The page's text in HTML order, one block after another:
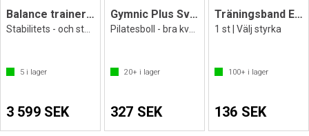
Balance trainer BOSU ball Pro
5 i lager
3 599 SEK
Gymnic Plus Svart 65 cm
20+ i lager
327 SEK
Träningsband Exertube med förstärkning
1 st | Välj styrka
100+ i lager
136 SEK